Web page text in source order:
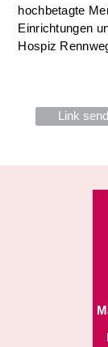
hochbetagte
Einrichtungen
Hospiz
Link